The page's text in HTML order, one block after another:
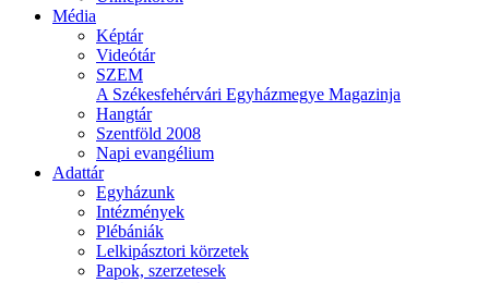
Média
Képtár
Videótár
SZEM
A Székesfehérvári Egyházmegye Magazinja
Hangtár
Szentföld 2008
Napi evangélium
Adattár
Egyházunk
Intézmények
Plébániák
Lelkipásztori körzetek
Papok, szerzetesek